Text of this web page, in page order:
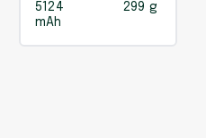
5124
mAh
299 g